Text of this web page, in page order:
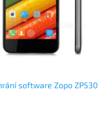
software Zopo ZP530